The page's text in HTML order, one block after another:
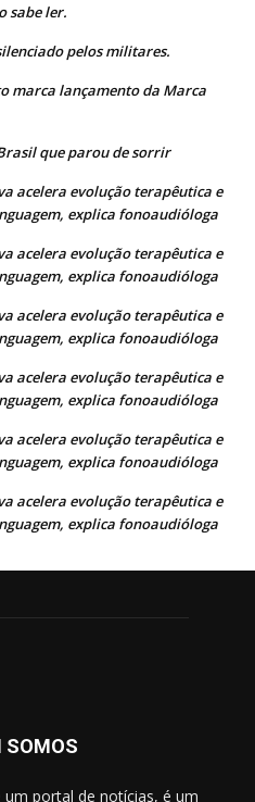
sabe ler.
pelos militares.
marca lançamento da Marca
que parou de sorrir
acelera evolução terapêutica e
explica fonoaudióloga
acelera evolução terapêutica e
explica fonoaudióloga
acelera evolução terapêutica e
explica fonoaudióloga
acelera evolução terapêutica e
explica fonoaudióloga
acelera evolução terapêutica e
explica fonoaudióloga
acelera evolução terapêutica e
explica fonoaudióloga
SOMOS
um portal de notícias, é um